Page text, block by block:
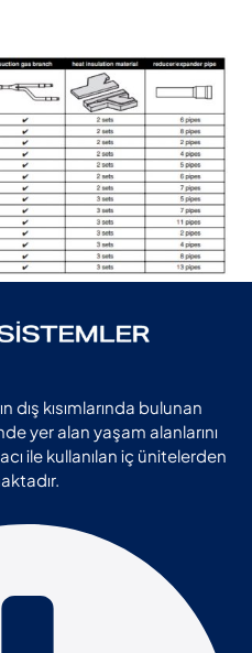
dış kısımlarında bulunan
yer alan yaşam alanlarını
ile kullanılan iç ünitelerden